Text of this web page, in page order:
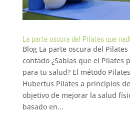
La parte oscura del Pilates que
Blog La parte oscura del
contado ¿Sabías que el Pilates
para tu salud? El método
Hubertus Pilates a principios
objetivo de mejorar la salud
basado en...